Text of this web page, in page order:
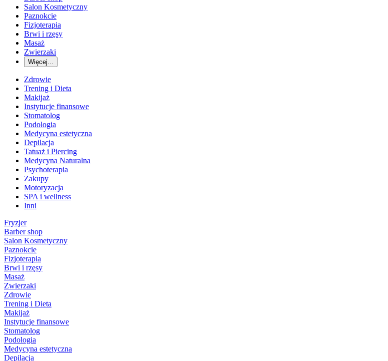
Salon Kosmetyczny
Paznokcie
Fizjoterapia
Brwi i rzęsy
Masaż
Zwierzaki
Więcej...
Zdrowie
Trening i Dieta
Makijaż
Instytucje finansowe
Stomatolog
Podologia
Medycyna estetyczna
Depilacja
Tatuaż i Piercing
Medycyna Naturalna
Psychoterapia
Zakupy
Motoryzacja
SPA i wellness
Inni
Fryzjer
Barber shop
Salon Kosmetyczny
Paznokcie
Fizjoterapia
Brwi i rzęsy
Masaż
Zwierzaki
Zdrowie
Trening i Dieta
Makijaż
Instytucje finansowe
Stomatolog
Podologia
Medycyna estetyczna
Depilacja